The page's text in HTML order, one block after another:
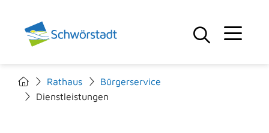
Rathaus
Bürgerservice
Dienstleistungen